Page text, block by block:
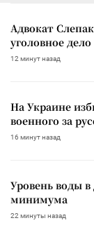
Адвокат
уголовное
12 минут назад
На Украине
военного за
16 минут назад
Уровень воды в
минимума
22 минуты назад